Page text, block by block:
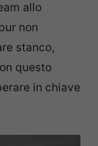
allo
non
stanco,
questo
in chiave